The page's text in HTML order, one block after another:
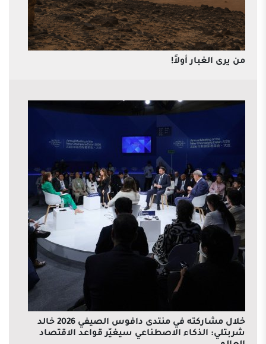
من يرى الغبار أولاً!
خلال مشاركته في منتدى دافوس الصيفي 2026 خالد
شربتلي: الذكاء الاصطناعي سيغيّر قواعد الاقتصاد